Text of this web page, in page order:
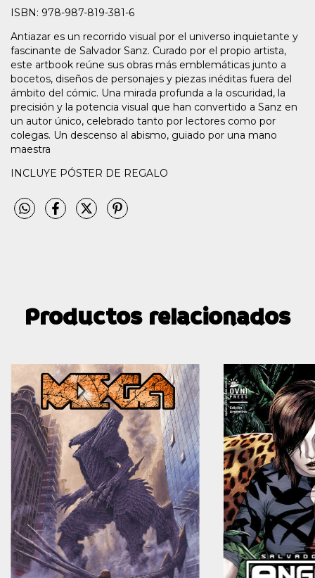
ISBN: 978-987-819-381-6
Antiazar es un recorrido visual por el universo inquietante y
fascinante de Salvador Sanz. Curado por el propio artista,
este artbook reúne sus obras más emblemáticas junto a
bocetos, diseños de personajes y piezas inéditas fuera del
ámbito del cómic. Una mirada profunda a la oscuridad, la
precisión y la potencia visual que han convertido a Sanz en
un autor único, celebrado tanto por lectores como por
colegas. Un descenso al abismo, guiado por una mano
maestra
INCLUYE PÓSTER DE REGALO
Productos relacionados